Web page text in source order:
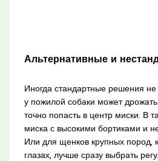
Альтернативные и
Иногда стандартные решения
у пожилой собаки может
точно попасть в центр миски. В
миска с высокими бортиками и
Или для щенков крупных пород,
глазах, лучше сразу выбрать